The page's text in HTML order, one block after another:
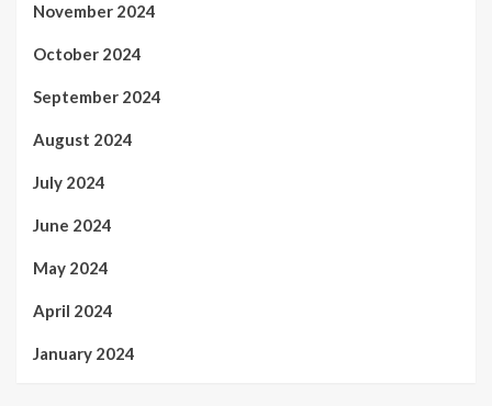
November 2024
October 2024
September 2024
August 2024
July 2024
June 2024
May 2024
April 2024
January 2024